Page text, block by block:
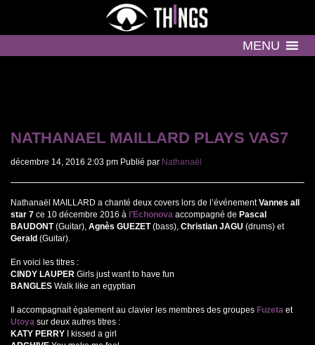
MENU
NATHANAEL MAILLARD PLAYS VAS7
décembre 14, 2016 2:03 pm Publié par Nathanaël
Nathanaël MAILLARD a chanté deux covers lors de l’événementVannes all
star 7 ce 10 décembre 2016 à l’Echonova accompagné de Pascal
BAUDONT(Guitar), Agnès GUEZET(bass), Christian JAGU (drums) et
Gerald (Guitar).
En voici les titres :
CINDY LAUPER Girls just want to have fun
BANGLES Walk like an egyptian
Il accompagnait également au clavier les membres des groupes Fuzeta et
Utoya sur deux autres titres :
KATY PERRY I kissed a girl